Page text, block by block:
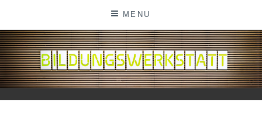
content
MENU
BILDUNGSWERKSTATT